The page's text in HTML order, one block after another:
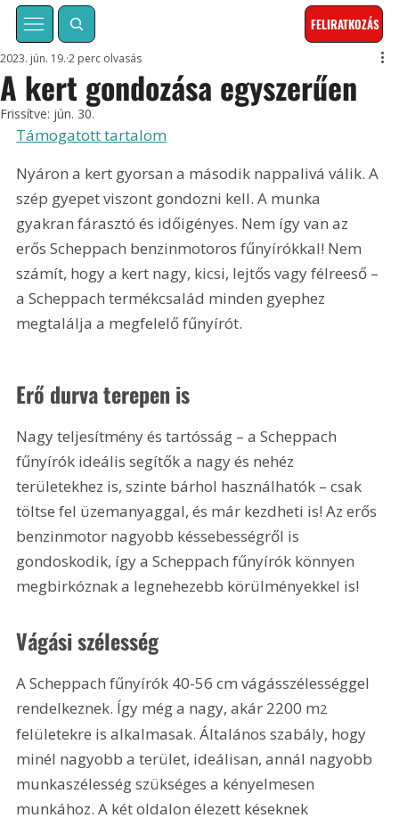
FELIRATKOZÁS
A kert gondozása egyszerűen
2023. jún. 19. 2 perc olvasás
Frissítve: jún. 30.
Támogatott tartalom
Nyáron a kert gyorsan a második nappalivá válik. A
szép gyepet viszont gondozni kell. A munka
gyakran fárasztó és időigényes. Nem így van az
erős Scheppach benzinmotoros fűnyírókkal! Nem
számít, hogy a kert nagy, kicsi, lejtős vagy félreeső –
a Scheppach termékcsalád minden gyephez
megtalálja a megfelelő fűnyírót.
Erő durva terepen is
Nagy teljesítmény és tartósság – a Scheppach
fűnyírók ideális segítők a nagy és nehéz
területekhez is, szinte bárhol használhatók – csak
töltse fel üzemanyaggal, és már kezdheti is! Az erős
benzinmotor nagyobb késsebességről is
gondoskodik, így a Scheppach fűnyírók könnyen
megbirkóznak a legnehezebb körülményekkel is!
Vágási szélesség
A Scheppach fűnyírók 40-56 cm vágásszélességgel
rendelkeznek. Így még a nagy, akár 2200 m2
felületekre is alkalmasak. Általános szabály, hogy
minél nagyobb a terület, ideálisan, annál nagyobb
munkaszélesség szükséges a kényelmesen
munkához. A két oldalon élezett késeknek